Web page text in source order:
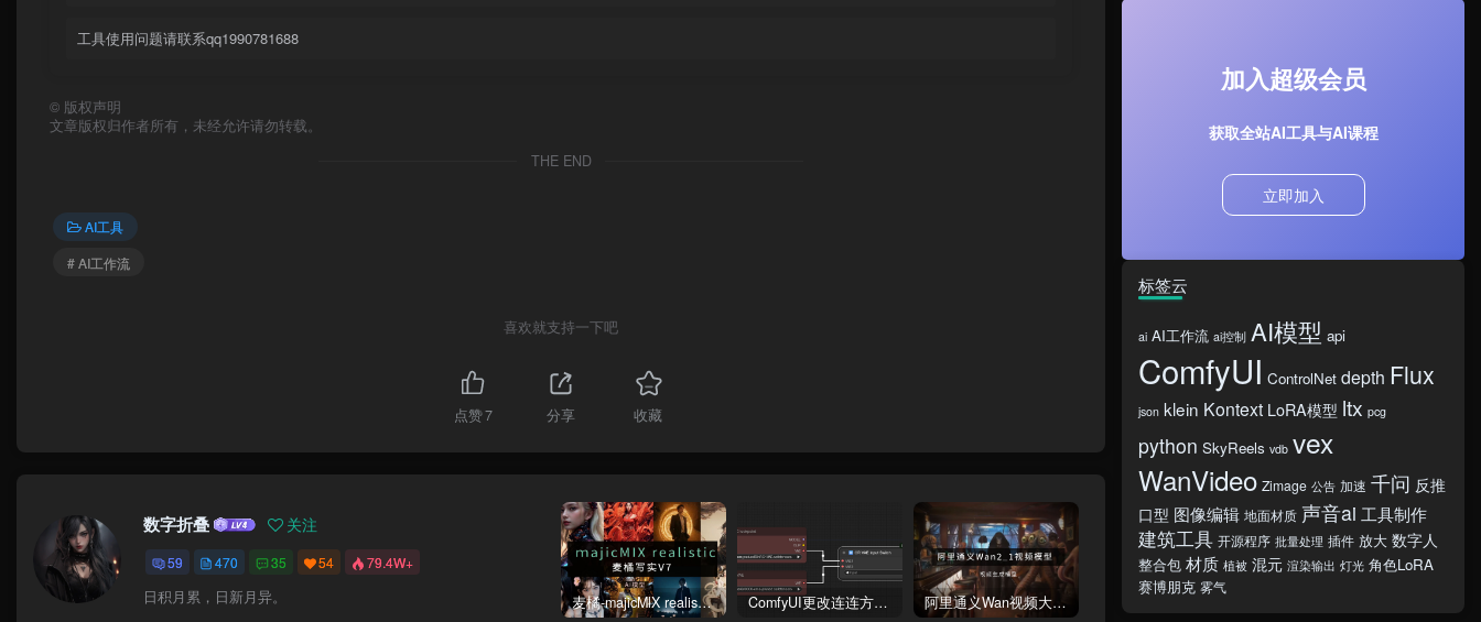
工具使用问题请联系qq1990781688
© 版权声明
文章版权归作者所有，未经允许请勿转载。
THE END
AI工具
# AI工作流
喜欢就支持一下吧
点赞7 分享 收藏
数字折叠 关注
59 470 35 54 79.4W+
日积月累，日新月异。 麦橘-majicMlX realistic 麦橘写实V7模型 ComfyUI更改连连方式为直线连接 阿里通义Wan视频大模型下载（kijai版）
加入超级会员
获取全站AI工具与AI课程
立即加入
标签云
ai AI工作流 ai控制 AI模型 api
ComfyUI ControlNet depth Flux
json klein Kontext LoRA模型 ltx pcg
python SkyReels vdb vex
WanVideo Zimage 公告 加速 千问 反推
口型 图像编辑 地面材质 声音ai 工具制作
建筑工具 开源程序 批量处理 插件 放大 数字人
整合包 材质 植被 混元 渲染输出 灯光 角色LoRA
赛博朋克 雾气